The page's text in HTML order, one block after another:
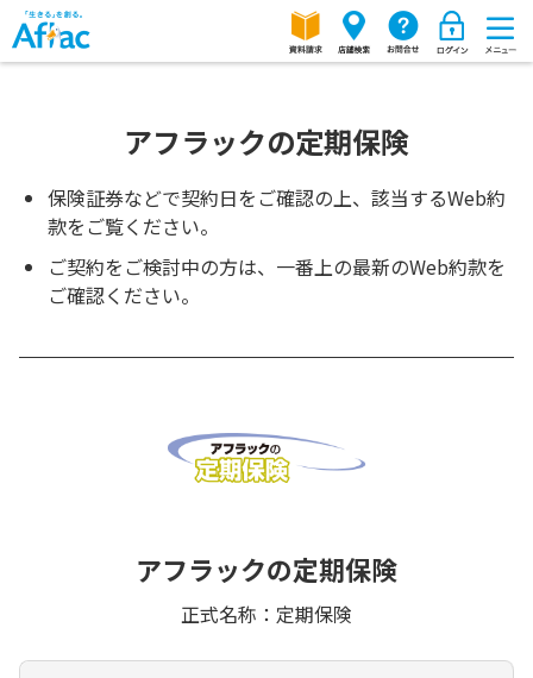
アフラックの定期保険
保険証券などで契約日をご確認の上、該当するWeb約
款をご覧ください。
ご契約をご検討中の方は、一番上の最新のWeb約款を
ご確認ください。
アフラックの定期保険
正式名称：定期保険